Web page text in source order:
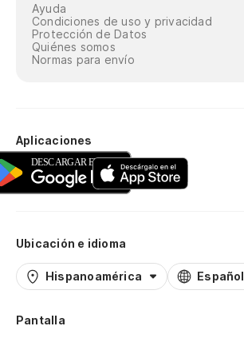
Ayuda
Condiciones de uso y privacidad
Protección de Datos
Quiénes somos
Normas para envío
Aplicaciones
Ubicación e idioma
Hispanoamérica Español
Pantalla